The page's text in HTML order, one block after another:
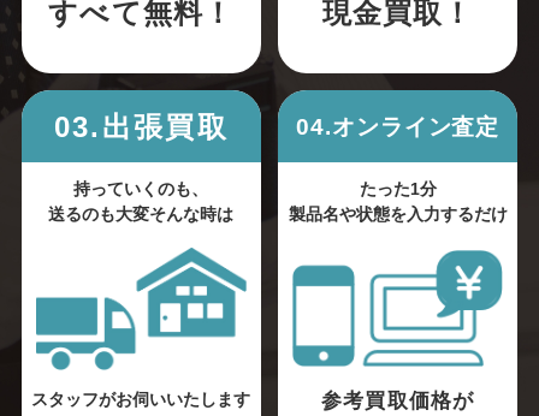
すべて無料！ 現金買取！
03.出張買取
持っていくのも、
送るのも大変そんな時は
スタッフがお伺いいたします
04.オンライン査定
たった1分
製品名や状態を入力するだけ
参考買取価格が